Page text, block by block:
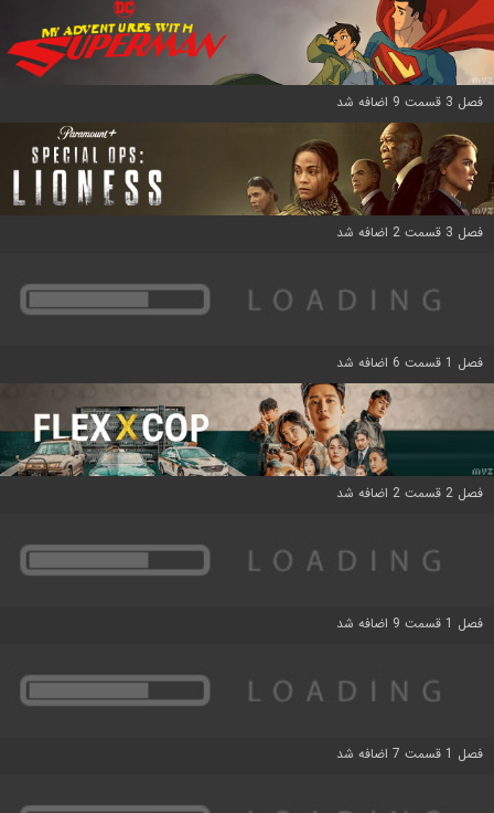
فصل 3 قسمت 9 اضافه شد
فصل 3 قسمت 2 اضافه شد
فصل 1 قسمت 6 اضافه شد
فصل 2 قسمت 2 اضافه شد
فصل 1 قسمت 9 اضافه شد
فصل 1 قسمت 7 اضافه شد